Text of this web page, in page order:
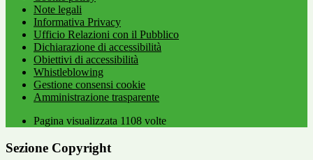
Note legali
Informativa Privacy
Ufficio Relazioni con il Pubblico
Dichiarazione di accessibilità
Obiettivi di accessibilità
Whistleblowing
Gestione consensi cookie
Amministrazione trasparente
Pagina visualizzata 1108 volte
Sezione Copyright